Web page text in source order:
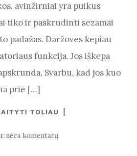
avinžirniai yra puikus
tiko ir paskrudinti sezamai
padažas. Daržoves kepiau
funkcija. Jos iškepa
Svarbu, kad jos kuo
prie […]
TOLIAU
nėra komentarų